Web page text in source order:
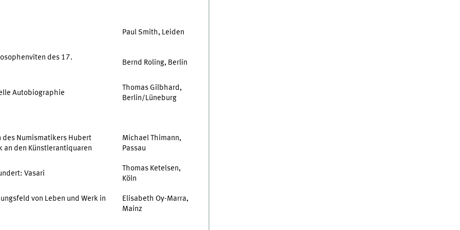
Paul Smith, Leiden
des 17.
Bernd Roling, Berlin
Autobiographie
Thomas Gilbhard,
Berlin/Lüneburg
Numismatikers Hubert
an den Künstlerantiquaren
Michael Thimann,
Passau
Vasari
Thomas Ketelsen,
Köln
von Leben und Werk in
Elisabeth Oy-Marra,
Mainz